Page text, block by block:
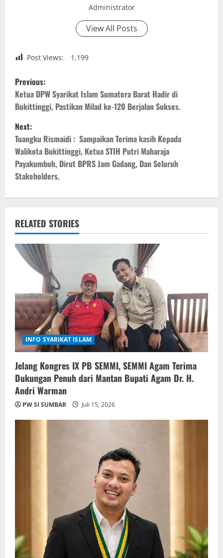
Administrator
View All Posts
Post Views: 1,199
P
o
s
t
n
a
v
i
g
i
o
n
Previous:
Ketua DPW Syarikat Islam Sumatera Barat Hadir di
Bukittinggi, Pastikan Milad ke-120 Berjalan Sukses.
Next:
Tuangku Rismaidi : Sampaikan Terima kasih Kepada
Walikota Bukittinggi, Ketua STIH Putri Maharaja
Payakumbuh, Dirut BPRS Jam Gadang, Dan Seluruh
Stakeholders. ​
RELATED STORIES
INFO SYARIKAT ISLAM
Jelang Kongres IX PB SEMMI, SEMMI Agam Terima
Dukungan Penuh dari Mantan Bupati Agam Dr. H.
Andri Warman
PW SI SUMBAR Juli 15, 2026